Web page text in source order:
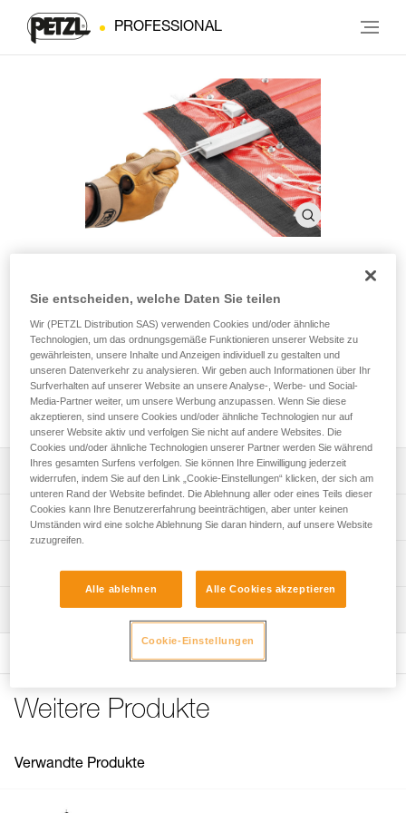
PROFESSIONAL
Stangen NEST
Ersatzstangen für NEST-Rettungstrage (4er-Pack)
Set mit vier Ersatzstangen kompatibel mit der NEST-
Rettungstrage (seit 2020 im Handel erhältlich).
Leistungsverzeichnis
Ersatzstangen kompatibel mit der NEST-Rettungstrage, die
seit 2020 im Handel erhältlich ist (Referenz S061AA00).
Verlängerung der Lebensdauer der Trage im Falle
abgenutzter Latten.
Technische Spezifikationen
Zugrundeliegende Spezifikationen
Referenz : S61904
Garantie : 3 Jahre
Gebrauchsanleitung
Wartung
Weitere Produkte
Verwandte Produkte
Sie entscheiden, welche Daten Sie teilen
Wir (PETZL Distribution SAS) verwenden Cookies und/oder ähnliche
Technologien, um das ordnungsgemäße Funktionieren unserer Website zu
gewährleisten, unsere Inhalte und Anzeigen individuell zu gestalten und
unseren Datenverkehr zu analysieren. Wir geben auch Informationen über Ihr
Surfverhalten auf unserer Website an unsere Analyse-, Werbe- und Social-
Media-Partner weiter, um unsere Werbung anzupassen. Wenn Sie diese
akzeptieren, sind unsere Cookies und/oder ähnliche Technologien nur auf
unserer Website aktiv und verfolgen Sie nicht auf andere Websites. Die
Cookies und/oder ähnliche Technologien unserer Partner werden Sie während
Ihres gesamten Surfens verfolgen. Sie können Ihre Einwilligung jederzeit
widerrufen, indem Sie auf den Link „Cookie-Einstellungen“ klicken, der sich am
unteren Rand der Website befindet. Die Ablehnung aller oder eines Teils dieser
Cookies kann Ihre Benutzererfahrung beeinträchtigen, aber unter keinen
Umständen wird eine solche Ablehnung Sie daran hindern, auf unsere Website
zuzugreifen.
Alle ablehnen Alle Cookies akzeptieren
Cookie-Einstellungen